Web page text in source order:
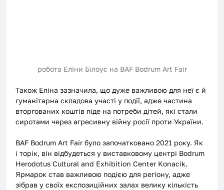
робота Еліни Білоус на BAF Bodrum Art Fair
Також Еліна зазначила, що дуже важливою для неї є й
гуманітарна складова участі у події, адже частина
вторгованих коштів піде на потреби дітей, які стали
сиротами через агресивну війну росії проти України.
BAF Bodrum Art Fair було започатковано 2021 року. Як
і торік, він відбудеться у виставковому центрі Bodrum
Herodotus Cultural and Exhibition Center Konacik.
Ярмарок став важливою подією для регіону, адже
зібрав у своїх експозиційних залах велику кількість